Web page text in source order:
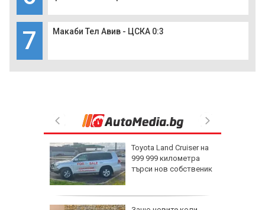
7 Макаби Тел Авив - ЦСКА 0:3
Toyota Land Cruiser на
999 999 километра
търси нов собственик